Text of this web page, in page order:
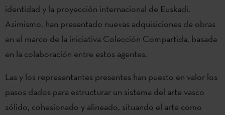
identidad y la proyección internacional de Euskadi.
Asimismo, han presentado nuevas adquisiciones de obras
en el marco de la iniciativa Colección Compartida, basada
en la colaboración entre estos agentes.
Las y los representantes presentes han puesto en valor los
pasos dados para estructurar un sistema del arte vasco
sólido, cohesionado y alineado, situando el arte como